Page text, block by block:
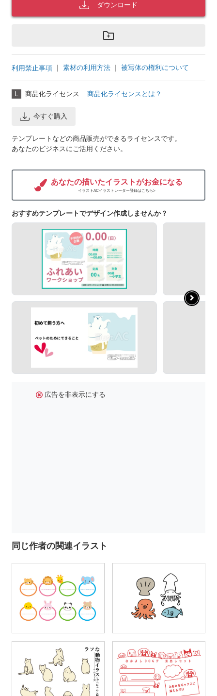
ダウンロード
利用禁止事項 ｜ 素材の利用方法 ｜ 被写体の権利について
L 商品化ライセンス 商品化ライセンスとは？
今すぐ購入
テンプレートなどの商品販売ができるライセンスです。
あなたのビジネスにご活用ください。
あなたの描いたイラストがお金になる
イラストACイラストレーター登録はこちら>
おすすめテンプレートでデザイン作成しませんか？
広告を非表示にする
同じ作者の関連イラスト